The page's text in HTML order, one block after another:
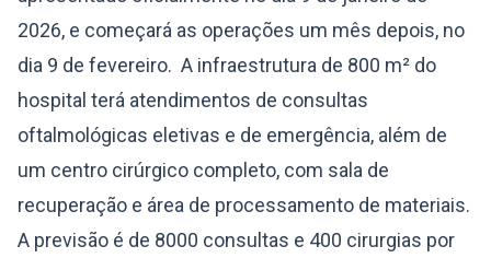
2026, e começará as operações um mês depois, no
dia 9 de fevereiro. A infraestrutura de 800 m² do
hospital terá atendimentos de consultas
oftalmológicas eletivas e de emergência, além de
um centro cirúrgico completo, com sala de
recuperação e área de processamento de materiais.
A previsão é de 8000 consultas e 400 cirurgias por